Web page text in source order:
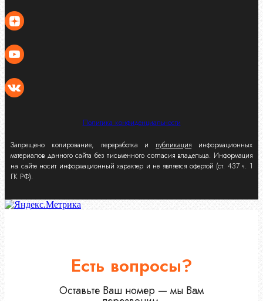
Политика конфиденциальности
Запрещено копирование, переработка и публикация информационных
материалов данного сайта без письменного согласия владельца. Информация
на сайте носит информационный характер и не является офертой (ст. 437 ч. 1
ГК РФ).
Есть вопросы?
Оставьте Ваш номер — мы Вам